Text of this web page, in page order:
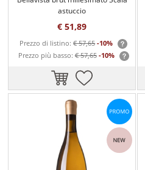
astuccio
€ 51,89
Prezzo di listino:€ 57,65 -10%
Prezzo più basso:€ 57,65 -10%